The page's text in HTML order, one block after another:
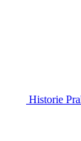
Historie